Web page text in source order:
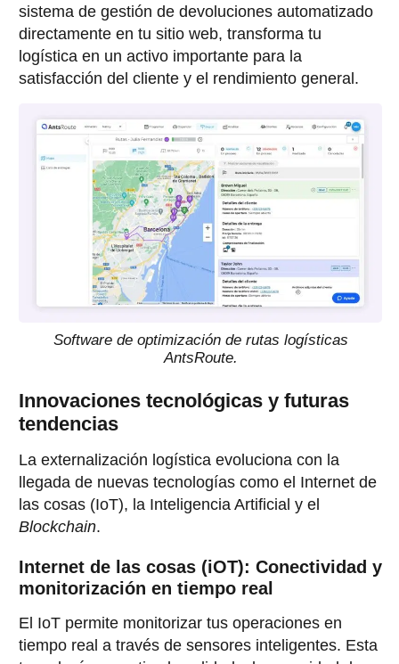
sistema de gestión de devoluciones automatizado
directamente en tu sitio web, transforma tu
logística en un activo importante para la
satisfacción del cliente y el rendimiento general.
Software de optimización de rutas logísticas
AntsRoute.
Innovaciones tecnológicas y futuras
tendencias
La externalización logística evoluciona con la
llegada de nuevas tecnologías como el Internet de
las cosas (IoT), la Inteligencia Artificial y el
Blockchain.
Internet de las cosas (iOT): Conectividad y
monitorización en tiempo real
El IoT permite monitorizar tus operaciones en
tiempo real a través de sensores inteligentes. Esta